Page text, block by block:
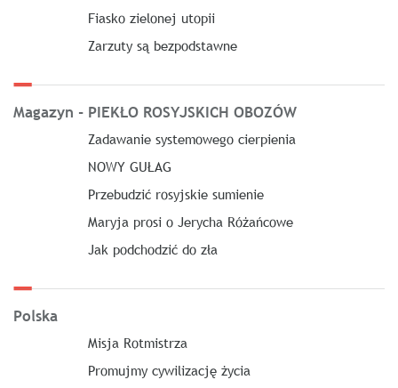
Fiasko zielonej utopii
Zarzuty są bezpodstawne
Magazyn - PIEKŁO ROSYJSKICH OBOZÓW
Zadawanie systemowego cierpienia
NOWY GUŁAG
Przebudzić rosyjskie sumienie
Maryja prosi o Jerycha Różańcowe
Jak podchodzić do zła
Polska
Misja Rotmistrza
Promujmy cywilizację życia